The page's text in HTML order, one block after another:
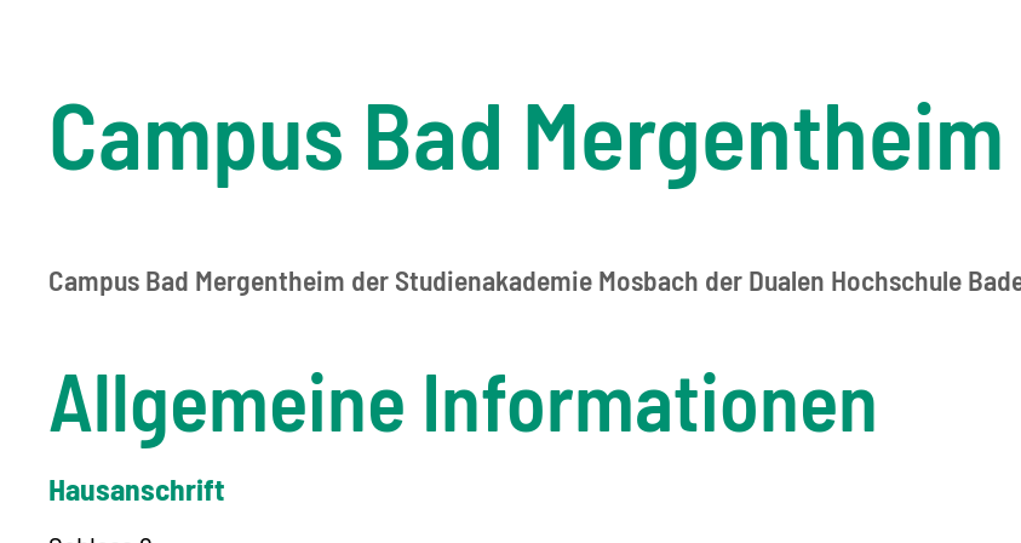
Campus Bad Mergentheim
Campus Bad Mergentheim der Studienakademie Mosbach der Dualen Hochschule
Allgemeine Informationen
Hausanschrift